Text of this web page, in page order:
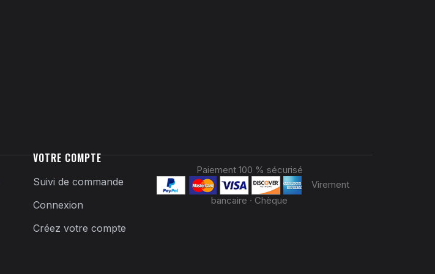
VOTRE COMPTE
Suivi de commande
Connexion
Créez votre compte
Paiement 100 % sécurisé
Virement
bancaire · Chèque